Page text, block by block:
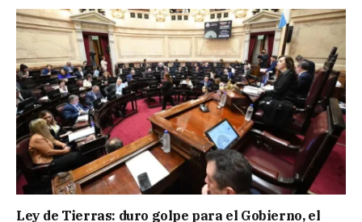
Ley de Tierras: duro golpe para el Gobierno, el